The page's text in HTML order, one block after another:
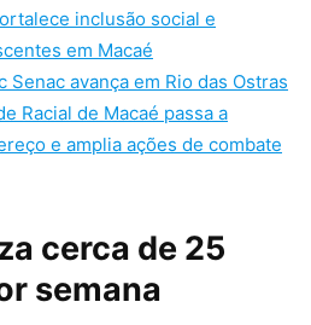
inclusão social e
em Macaé
avança em Rio das Ostras
Racial de Macaé passa a
e amplia ações de combate
cerca de 25
semana